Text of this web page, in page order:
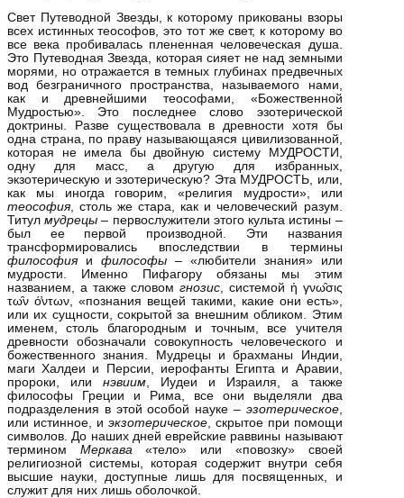
Свет Путеводной Звезды, к которому прикованы взоры
всех истинных теософов, это тот же свет, к которому во
все века пробивалась плененная человеческая душа.
Это Путеводная Звезда, которая сияет не над земными
морями, но отражается в темных глубинах предвечных
вод безграничного пространства, называемого нами,
как и древнейшими теософами, «Божественной
Мудростью». Это последнее слово эзотерической
доктрины. Разве существовала в древности хотя бы
одна страна, по праву называющаяся цивилизованной,
которая не имела бы двойную систему МУДРОСТИ,
одну для масс, а другую для избранных,
экзотерическую и эзотерическую? Эта МУДРОСТЬ, или,
как мы иногда говорим, «религия мудрости», или
теософия, столь же стара, как и человеческий разум.
Титулмудрецы – первослужители этого культа истины –
был ее первой производной. Эти названия
трансформировались впоследствии в термины
философияи философы– «любители знания» или
мудрости. Именно Пифагору обязаны мы этим
названием, а также словомгнозис , системой ἡ γνω̑σις
τω̑ν ό̓ντων, «познания вещей такими, какие они есть»,
или их сущности, сокрытой за внешним обликом. Этим
именем, столь благородным и точным, все учителя
древности обозначали совокупность человеческого и
божественного знания. Мудрецы и брахманы Индии,
маги Халдеи и Персии, иерофанты Египта и Аравии,
пророки, или нэвиим, Иудеи и Израиля, а также
философы Греции и Рима, все они выделяли два
подразделения в этой особой науке – эзотерическое,
или истинное, и экзотерическое, скрытое при помощи
символов. До наших дней еврейские раввины называют
термином Меркава «тело» или «повозку» своей
религиозной системы, которая содержит внутри себя
высшие науки, доступные лишь для посвященных, и
служит для них лишь оболочкой.